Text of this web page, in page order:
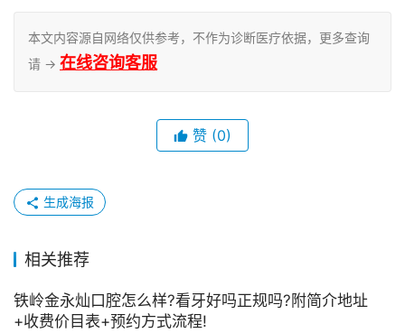
本文内容源自网络仅供参考，不作为诊断医疗依据，更多查询
请 → 在线咨询客服
赞 (0)
生成海报
相关推荐
铁岭金永灿口腔怎么样?看牙好吗正规吗?附简介地址
+收费价目表+预约方式流程!